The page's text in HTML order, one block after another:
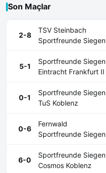
Son Maçlar
2-8
TSV Steinbach
Sportfreunde Siegen
5-1
Sportfreunde Siegen
Eintracht Frankfurt II
0-1
Sportfreunde Siegen
TuS Koblenz
0-6
Fernwald
Sportfreunde Siegen
6-0
Sportfreunde Siegen
Cosmos Koblenz